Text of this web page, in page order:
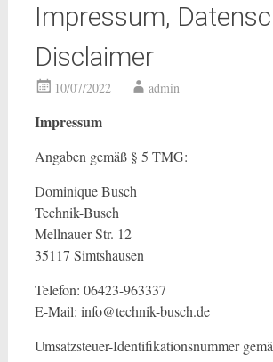
Impressum,
Disclaimer
10/07/2022 admin
Impressum
Angaben gemäß § 5 TMG:
Dominique Busch
Technik-Busch
Mellnauer Str. 12
35117 Simtshausen
Telefon: 06423-963337
E-Mail: info@technik-busch.de
Umsatzsteuer-Identifikationsnummer